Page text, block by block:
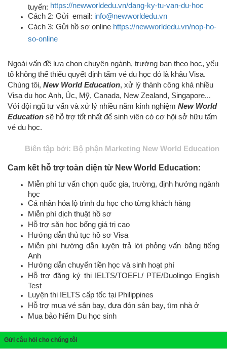
tuyến: https://newworldedu.vn/dang-ky-tu-van-du-hoc
Cách 2: Gửi email: info@newworldedu.vn
Cách 3: Gửi hồ sơ online https://newworldedu.vn/nop-ho-
so-online
Ngoài vấn đề lựa chọn chuyên ngành, trường bạn theo học, yếu
tố không thể thiếu quyết định tấm vé du học đó là khâu Visa.
Chúng tôi, New World Education, xử lý thành công khá nhiều
Visa du học Anh, Úc, Mỹ, Canada, New Zealand, Singapore...
Với đội ngũ tư vấn và xử lý nhiều năm kinh nghiệm New World
Education sẽ hỗ trợ tốt nhất để sinh viên có cơ hội sở hữu tấm
vé du học.
Biên tập bởi: Bộ phận Marketing New World Education
Cam kết hỗ trợ toàn diện từ New World Education:
Miễn phí tư vấn chọn quốc gia, trường, định hướng ngành
học
Cá nhân hóa lộ trình du học cho từng khách hàng
Miễn phí dịch thuật hồ sơ
Hỗ trợ săn học bổng giá trị cao
Hướng dẫn thủ tục hồ sơ Visa
Miễn phí hướng dẫn luyện trả lời phỏng vấn bằng tiếng
Anh
Hướng dẫn chuyển tiền học và sinh hoạt phí
Hỗ trợ đăng ký thi IELTS/TOEFL/ PTE/Duolingo English
Test
Luyện thi IELTS cấp tốc tại Philippines
Hỗ trợ mua vé sân bay, đưa đón sân bay, tìm nhà ở
Mua bảo hiểm Du học sinh
Gửi câu hỏi cho chúng tôi